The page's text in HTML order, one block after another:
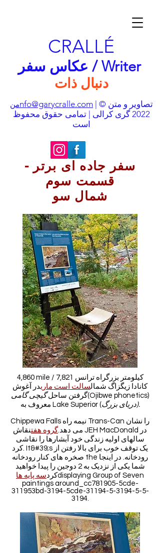
CRALLÉ
عکاس سفر / Writer
دنبال ذات
منnfo@garycralle.com
2022 گری کرالی | تمامی حقوق محفوظ
است
سفر جاده ای برتر -
قسمت سوم
شمال سو
4,860 mile / 7,821 کیلومتر بزرگراه ترانس
کانادا زیگزاگ شمالسالت است ماریدر آغوش
گرفتن ساحلگیچی گامی
(Ojibwe phonetics)
معروف به Lake Superior (
دریای بزرگ).
Chippewa Falls نیمه راه Trans-Can را نشان
می دهد.گروه هفتنقاش JEH MacDonald در
سالهای اولیه زندگی خود آبشارها را نقاشی
کرد. It&#39;s یک توقف خوب برای بالا رفتن از
صخره های کنار رودخانه the رودخانه. در اینجا
شما یکی از نزدیک به 2 دوجین را پیدا خواهید
کردسه پایه ها
displaying Group of Seven
paintings around_cc781905-5cde-
311953bd-3194-5cde-31194-5-3194-5-5-
3194.